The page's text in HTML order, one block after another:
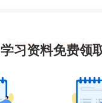
学习资料免费领
Free to receive